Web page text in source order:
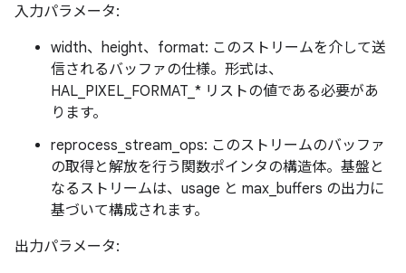
入力パラメータ:
width、height、format: このストリームを介して送
信されるバッファの仕様。形式は、
HAL_PIXEL_FORMAT_* リストの値である必要があ
ります。
reprocess_stream_ops: このストリームのバッファ
の取得と解放を行う関数ポインタの構造体。基盤と
なるストリームは、usage と max_buffers の出力に
基づいて構成されます。
出力パラメータ: